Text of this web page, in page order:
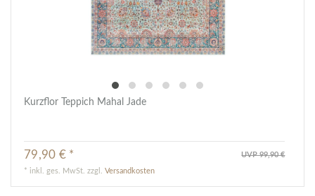
Kurzflor Teppich Mahal Jade
UVP 99,90 €
79,90 € *
* inkl. ges. MwSt. zzgl.Versandkosten